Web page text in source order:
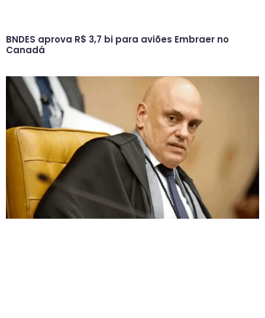
BNDES aprova R$ 3,7 bi para aviões Embraer no
Canadá